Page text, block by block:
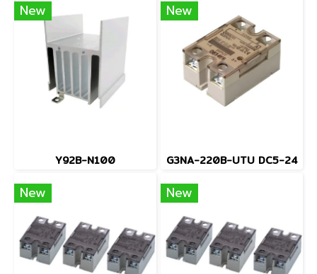
New
Y92B-N100
New
G3NA-220B-UTU DC5-24
New New